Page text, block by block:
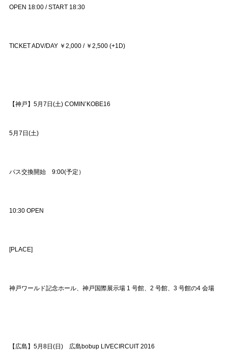
OPEN 18:00 / START 18:30
TICKET ADV/DAY ￥2,000 / ￥2,500 (+1D)
【神戸】5月7日(土) COMIN’KOBE16
5月7日(土)
パス交換開始 9:00(予定）
10:30 OPEN
[PLACE]
神戸ワールド記念ホール、神戸国際展示場 1 号館、2 号館、3 号館の4 会場
【広島】5月8日(日) 広島bobup LIVECIRCUIT 2016